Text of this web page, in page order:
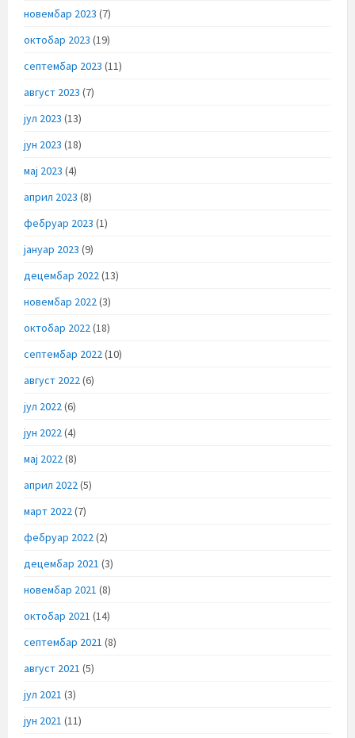
новембар 2023 (7)
октобар 2023 (19)
септембар 2023 (11)
август 2023 (7)
јул 2023 (13)
јун 2023 (18)
мај 2023 (4)
април 2023 (8)
фебруар 2023 (1)
јануар 2023 (9)
децембар 2022(13)
новембар 2022(3)
октобар 2022(18)
септембар 2022(10)
август 2022(6)
јул 2022(6)
јун 2022(4)
мај 2022(8)
април 2022(5)
март 2022(7)
фебруар 2022(2)
децембар 2021 (3)
новембар 2021 (8)
октобар 2021 (14)
септембар 2021 (8)
август 2021 (5)
јул 2021 (3)
јун 2021 (11)